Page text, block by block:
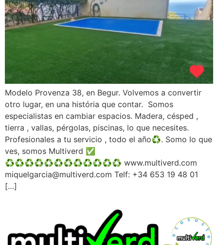
Modelo Provenza 38, en Begur. Volvemos a convertir
otro lugar, en una história que contar. Somos
especialistas en cambiar espacios. Madera, césped ,
tierra , vallas, pérgolas, piscinas, lo que necesites.
Profesionales a tu servicio , todo el año♻️. Somo lo que
ves, somos Multiverd ✅️
♻️♻️♻️♻️♻️♻️♻️♻️♻️♻️♻️♻️ www.multiverd.com
miquelgarcia@multiverd.com Telf: +34 653 19 48 01
[…]